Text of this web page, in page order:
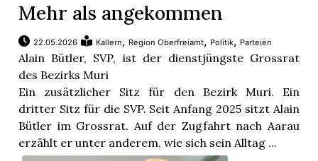
Mehr als angekommen
22.05.2026 Kallern, Region Oberfreiamt, Politik, Parteien
Alain Bütler, SVP, ist der dienstjüngste Grossrat
des Bezirks Muri
Ein zusätzlicher Sitz für den Bezirk Muri. Ein
dritter Sitz für die SVP. Seit Anfang 2025 sitzt Alain
Bütler im Grossrat. Auf der Zugfahrt nach Aarau
erzählt er unter anderem, wie sich sein Alltag ...